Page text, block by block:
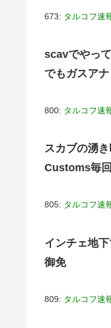
673: タルコフ速
scavでやっ
でもガスア
800: タルコフ速
スカブの湧
Customs毎
805: タルコフ速
インチェ地
御免
809: タルコフ速